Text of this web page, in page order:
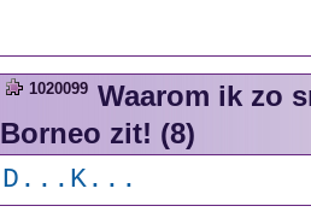
1020099 Waarom ik zo
Borneo zit! (8)
D...K...